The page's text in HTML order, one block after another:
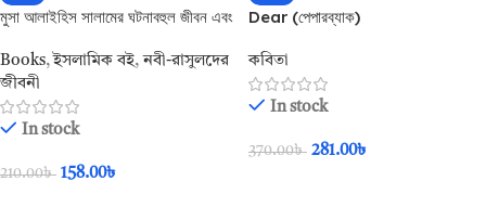
মুসা আলাইহিস সালামের ঘটনাবহুল জীবন এবং
Books, ইসলামিক বই, নবী-রাসুলদের
জীবনী
In stock
210.00৳ 158.00৳
Dear (পেপারব্যাক)
কবিতা
In stock
370.00৳ 281.00৳